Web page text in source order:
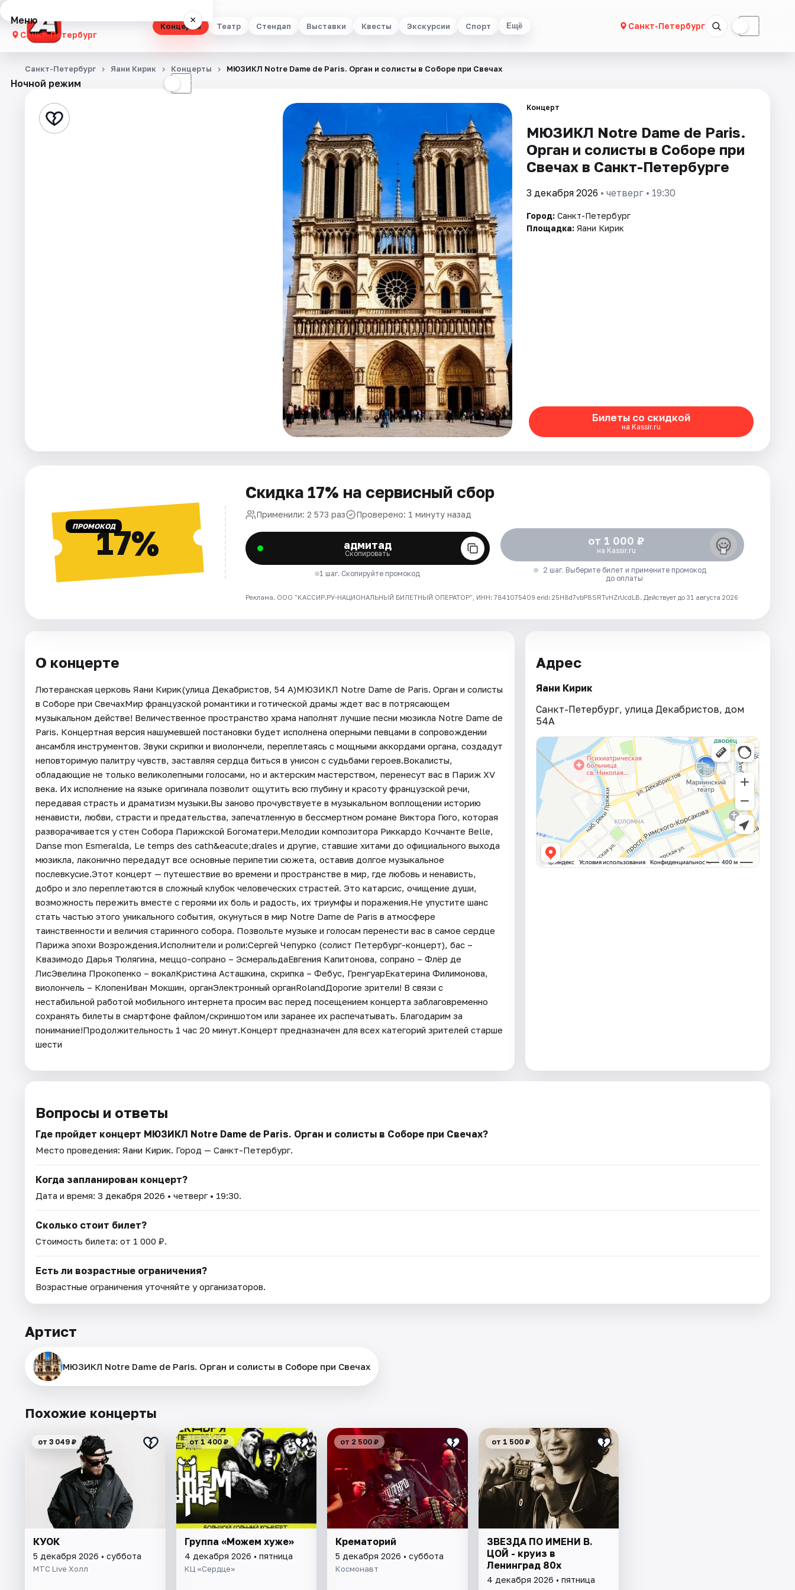
Концерты Театр Стендап Выставки Квесты Экскурсии Спорт Ещё Санкт-Петербург ☾
Меню ×
Санкт-Петербург
Концерты
Стендап
Ночной режим ☾
Санкт-Петербург Яани Кирик Концерты МЮЗИКЛ Notre Dame de Paris. Орган и солисты в Соборе при Свечах
Концерт
МЮЗИКЛ Notre Dame de Paris.
Орган и солисты в Соборе при
Свечах в Санкт-Петербурге
3 декабря 2026 • четверг • 19:30
Город: Санкт-Петербург
Площадка: Яани Кирик
Билеты со скидкой
на Kassir.ru
ПРОМОКОД17%
Скидка 17% на сервисный сбор
Применили: 2 573 раз Проверено: 1 минуту назад
адмитад
Скопировать
1 шаг. Скопируйте промокод
от 1 000 ₽
на Kassir.ru
2 шаг. Выберите билет и примените промокод
до оплаты
Реклама. ООО "КАССИР.РУ-НАЦИОНАЛЬНЫЙ БИЛЕТНЫЙ ОПЕРАТОР", ИНН: 7841075409 erid: 25H8d7vbP8SRTvHZrUcdLB. Действует до 31 августа 2026
О концерте
Лютеранская церковь Яани Кирик(улица Декабристов, 54 А)МЮЗИКЛ Notre Dame de Paris. Орган и солисты
в Соборе при СвечахМир французской романтики и готической драмы ждет вас в потрясающем
музыкальном действе! Величественное пространство храма наполнят лучшие песни мюзикла Notre Dame de
Paris. Концертная версия нашумевшей постановки будет исполнена оперными певцами в сопровождении
ансамбля инструментов. Звуки скрипки и виолончели, переплетаясь с мощными аккордами органа, создадут
неповторимую палитру чувств, заставляя сердца биться в унисон с судьбами героев.Вокалисты,
обладающие не только великолепными голосами, но и актерским мастерством, перенесут вас в Париж XV
века. Их исполнение на языке оригинала позволит ощутить всю глубину и красоту французской речи,
передавая страсть и драматизм музыки.Вы заново прочувствуете в музыкальном воплощении историю
ненависти, любви, страсти и предательства, запечатленную в бессмертном романе Виктора Гюго, которая
разворачивается у стен Собора Парижской Богоматери.Мелодии композитора Риккардо Коччанте Belle,
Danse mon Esmeralda, Le temps des cath&eacute;drales и другие, ставшие хитами до официального выхода
мюзикла, лаконично передадут все основные перипетии сюжета, оставив долгое музыкальное
послевкусие.Этот концерт — путешествие во времени и пространстве в мир, где любовь и ненависть,
добро и зло переплетаются в сложный клубок человеческих страстей. Это катарсис, очищение души,
возможность пережить вместе с героями их боль и радость, их триумфы и поражения.Не упустите шанс
стать частью этого уникального события, окунуться в мир Notre Dame de Paris в атмосфере
таинственности и величия старинного собора. Позвольте музыке и голосам перенести вас в самое сердце
Парижа эпохи Возрождения.Исполнители и роли:Сергей Чепурко (солист Петербург-концерт), бас –
Квазимодо Дарья Тюлягина, меццо-сопрано – ЭсмеральдаЕвгения Капитонова, сопрано – Флёр де
ЛисЭвелина Прокопенко – вокалКристина Асташкина, скрипка – Фебус, ГренгуарЕкатерина Филимонова,
виолончель – КлопенИван Мокшин, органЭлектронный органRolandДорогие зрители! В связи с
нестабильной работой мобильного интернета просим вас перед посещением концерта заблаговременно
сохранять билеты в смартфоне файлом/скриншотом или заранее их распечатывать. Благодарим за
понимание!Продолжительность 1 час 20 минут.Концерт предназначен для всех категорий зрителей старше
шести
Адрес
Яани Кирик
Санкт-Петербург, улица Декабристов, дом
54А
Вопросы и ответы
Где пройдет концерт МЮЗИКЛ Notre Dame de Paris. Орган и солисты в Соборе при Свечах?
Место проведения: Яани Кирик. Город — Санкт-Петербург.
Когда запланирован концерт?
Дата и время: 3 декабря 2026 • четверг • 19:30.
Сколько стоит билет?
Стоимость билета: от 1 000 ₽.
Есть ли возрастные ограничения?
Возрастные ограничения уточняйте у организаторов.
Артист
МЮЗИКЛ Notre Dame de Paris. Орган и солисты в Соборе при Свечах
Похожие концерты
от 3 049 ₽
КУОК
5 декабря 2026 • суббота
МТС Live Холл
от 1 400 ₽
Группа «Можем хуже»
4 декабря 2026 • пятница
КЦ «Сердце»
от 2 500 ₽
Крематорий
5 декабря 2026 • суббота
Космонавт
от 1 500 ₽
ЗВЕЗДА ПО ИМЕНИ В.
ЦОЙ - круиз в
Ленинград 80х
4 декабря 2026 • пятница